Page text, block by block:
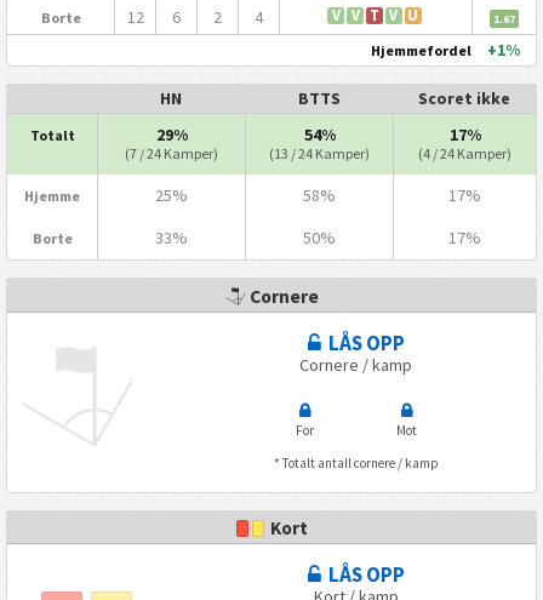
Borte 12 6 2 4 V V T V U 1.67
Hjemmefordel +1%
HN BTTS Scoret ikke
Totalt 29%
(7 / 24 Kamper)
54%
(13 / 24 Kamper)
17%
(4 / 24 Kamper)
Hjemme 25% 58% 17%
Borte 33% 50% 17%
Cornere
LÅS OPP
Cornere / kamp
For
Mot
* Totalt antall cornere / kamp
Kort
LÅS OPP